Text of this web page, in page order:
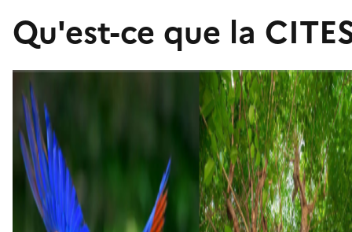
Qu'est-ce que la